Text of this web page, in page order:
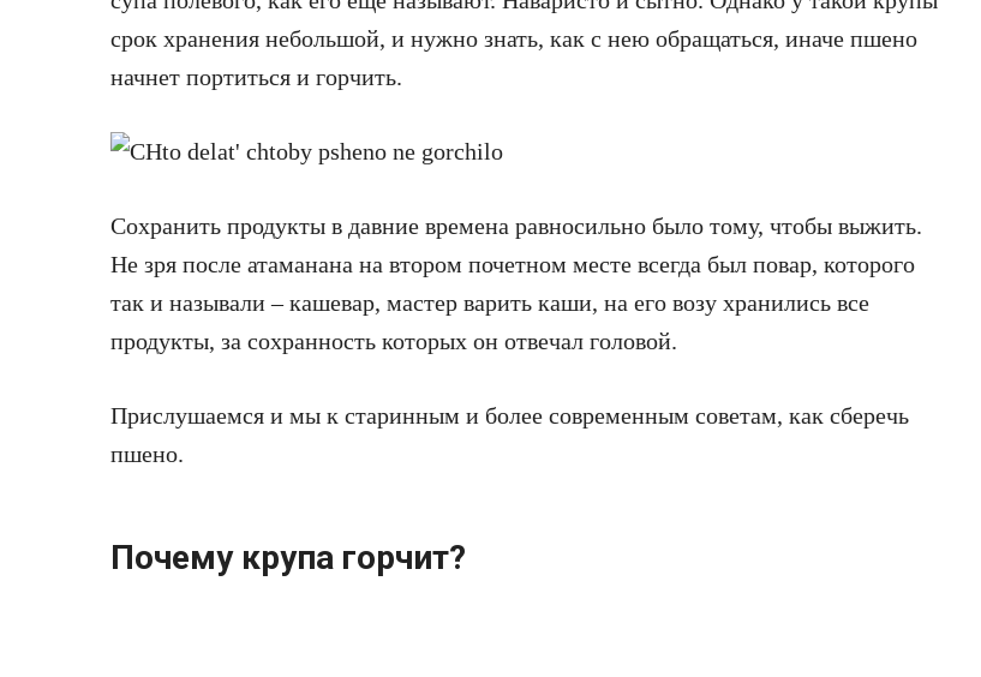
срок хранения небольшой, и нужно знать, как с нею обращаться, иначе пшено
начнет портиться и горчить.
Сохранить продукты в давние времена равносильно было тому, чтобы выжить.
Не зря после атаманана на втором почетном месте всегда был повар, которого
так и называли – кашевар, мастер варить каши, на его возу хранились все
продукты, за сохранность которых он отвечал головой.
Прислушаемся и мы к старинным и более современным советам, как сберечь
пшено.
Почему крупа горчит?